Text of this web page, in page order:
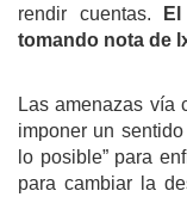
rendir cuentas.
tomando nota de
Las amenazas vía
imponer un
lo posible” para
para cambiar la